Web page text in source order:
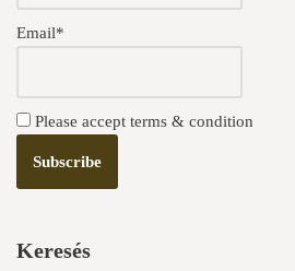
Email*
Please accept terms & condition
Keresés